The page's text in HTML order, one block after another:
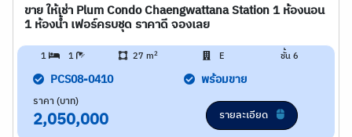
ขาย ให้เช่า Plum Condo Chaengwattana Station 1 ห้องนอน
1 ห้องน้ำ เฟอร์ครบชุด ราคาดี จองเลย
1 1 27 m2 E ชั้น 6
PCS08-0410 พร้อมขาย
ราคา (บาท)
2,050,000 รายละเอียด